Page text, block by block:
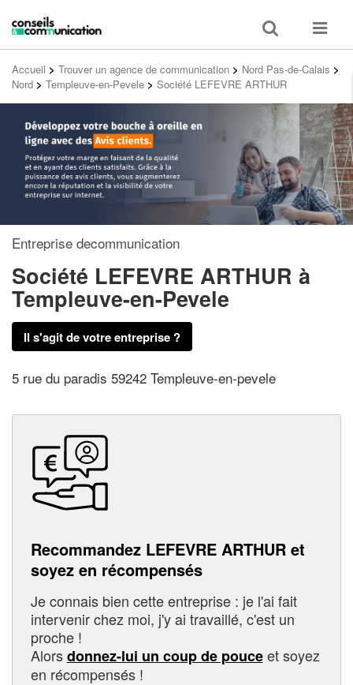
Toggle
search
Toggle
Accueil > Trouver un agence de communication > Nord Pas-de-Calais >
Nord > Templeuve-en-Pevele > Société LEFEVRE ARTHUR
Entreprise decommunication
Société LEFEVRE ARTHUR à
Templeuve-en-Pevele
Il s'agit de votre entreprise ?
5 rue du paradis 59242 Templeuve-en-pevele
Recommandez LEFEVRE ARTHUR et
soyez en récompensés
Je connais bien cette entreprise : je l'ai fait
intervenir chez moi, j'y ai travaillé, c'est un
proche !
Alorsdonnez-lui un coup de pouceet soyez
en récompensés !